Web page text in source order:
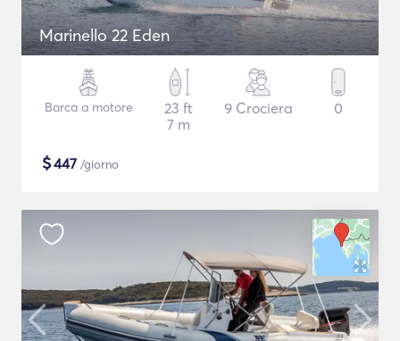
Marinello 22 Eden
Barca a motore
23 ft
7 m
9 Crociera 0
$447 /giorno